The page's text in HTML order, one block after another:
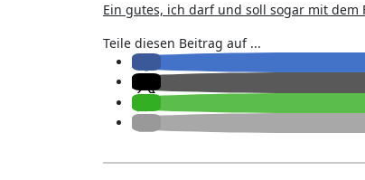
Ein gutes, ich darf und soll sogar mit
Teile diesen Beitrag auf ...